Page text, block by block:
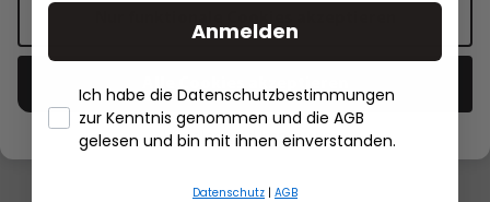
In den Warenkorb
- Händlerbund Impressum
Anmelden
Ich habe die Datenschutzbestimmungen
zur Kenntnis genommen und die AGB
gelesen und bin mit ihnen einverstanden.
Datenschutz | AGB